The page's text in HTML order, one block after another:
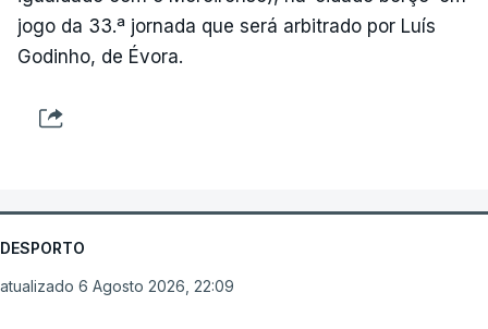
jogo da 33.ª jornada que será arbitrado por Luís
Godinho, de Évora.
DESPORTO
atualizado 6 Agosto 2026, 22:09